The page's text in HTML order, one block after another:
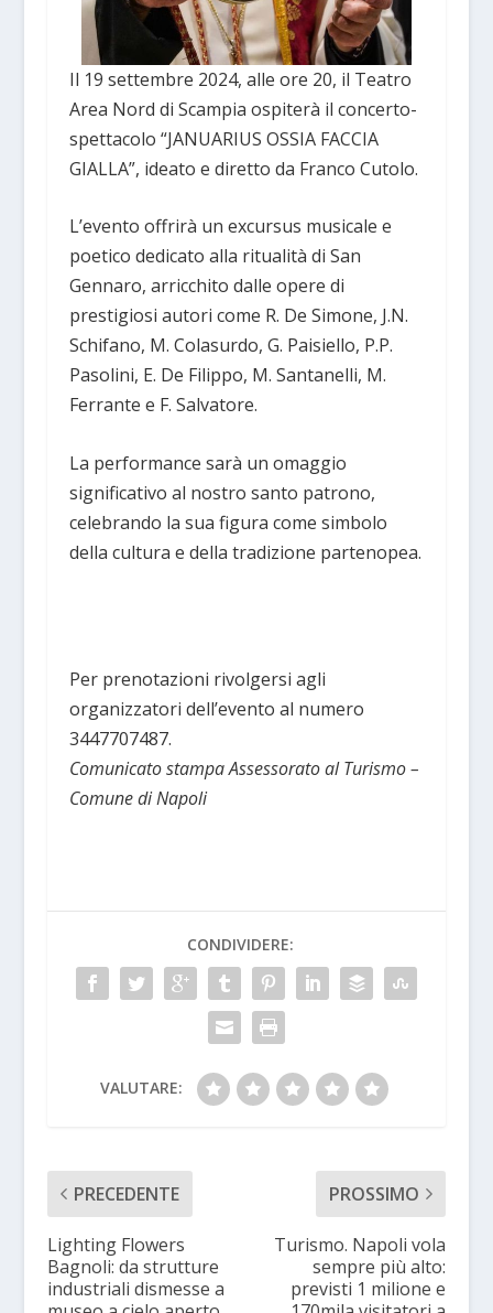
Il 19 settembre 2024, alle ore 20, il Teatro
Area Nord di Scampia ospiterà il concerto-
spettacolo “JANUARIUS OSSIA FACCIA
GIALLA”, ideato e diretto da Franco Cutolo.
L’evento offrirà un excursus musicale e
poetico dedicato alla ritualità di San
Gennaro, arricchito dalle opere di
prestigiosi autori come R. De Simone, J.N.
Schifano, M. Colasurdo, G. Paisiello, P.P.
Pasolini, E. De Filippo, M. Santanelli, M.
Ferrante e F. Salvatore.
La performance sarà un omaggio
significativo al nostro santo patrono,
celebrando la sua figura come simbolo
della cultura e della tradizione partenopea.
Per prenotazioni rivolgersi agli
organizzatori dell’evento al numero
3447707487.
Comunicato stampa Assessorato al Turismo –
Comune di Napoli
CONDIVIDERE:
VALUTARE:
PRECEDENTE
Lighting Flowers
Bagnoli: da strutture
industriali dismesse a
PROSSIMO
Turismo. Napoli vola
sempre più alto:
previsti 1 milione e